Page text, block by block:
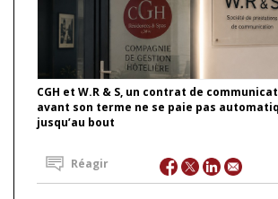
CGH et W.R & S, un contrat de
avant son terme ne se paie pas
jusqu’au bout
Réagir